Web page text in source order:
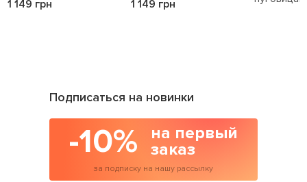
1 149 грн
1 149 грн
Подписаться на новинки
-10%
на первый
заказ
за подписку на нашу рассылку